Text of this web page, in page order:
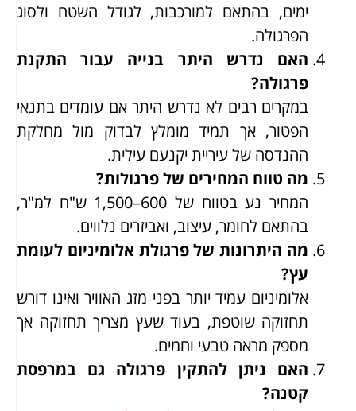
ימים, בהתאם למורכבות, לגודל השטח ולסוג
הפרגולה.
האם נדרש היתר בנייה עבור התקנת
פרגולה?
במקרים רבים לא נדרש היתר אם עומדים בתנאי
הפטור, אך תמיד מומלץ לבדוק מול מחלקת
ההנדסה של עיריית יקנעם עילית.
מה טווח המחירים של פרגולות?
המחיר נע בטווח של 600–1,500 ש"ח למ"ר,
בהתאם לחומר, עיצוב, ואביזרים נלווים.
מה היתרונות של פרגולת אלומיניום לעומת
עץ?
אלומיניום עמיד יותר בפני מזג האוויר ואינו דורש
תחזוקה שוטפת, בעוד שעץ מצריך תחזוקה אך
מספק מראה טבעי וחמים.
האם ניתן להתקין פרגולה גם במרפסת
קטנה?